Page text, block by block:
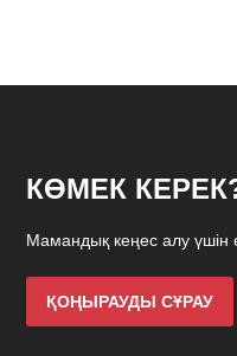
КӨМЕК
Мамандық кеңес алу үшін
ҚОҢЫРАУДЫ СҰРАУ